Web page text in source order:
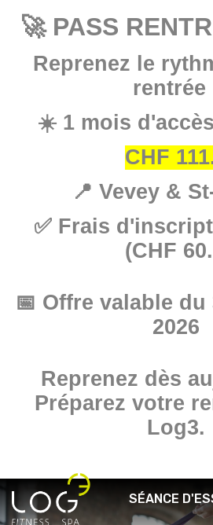
contenu
principal
🚀 PASS
Reprenez le
rentrée
☀️ 1 mois
CHF
📍 Vevey &
✅ Frais
(CHF
📅 Offre valable du
2026
Reprenez dès
Préparez votre
Log3.
SÉANCE